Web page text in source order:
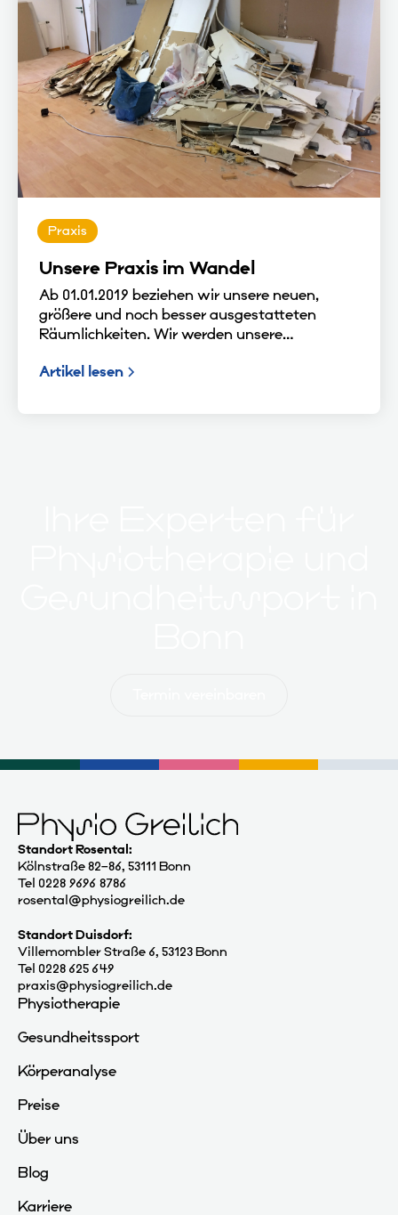
Praxis
Unsere Praxis im Wandel
Ab 01.01.2019 beziehen wir unsere neuen,
größere und noch besser ausgestatteten
Räumlichkeiten. Wir werden unsere
Therapieangebot vergrößern. Das Schönste an
Artikel lesen
Standort Rosental:
Kölnstraße 82–86, 53111 Bonn
Tel 0228 9696 8786
rosental@physiogreilich.de
Standort Duisdorf:
Villemombler Straße 6, 53123 Bonn
Tel 0228 625 649
praxis@physiogreilich.de
Physiotherapie
Gesundheitssport
Körperanalyse
Preise
Über uns
Blog
Karriere